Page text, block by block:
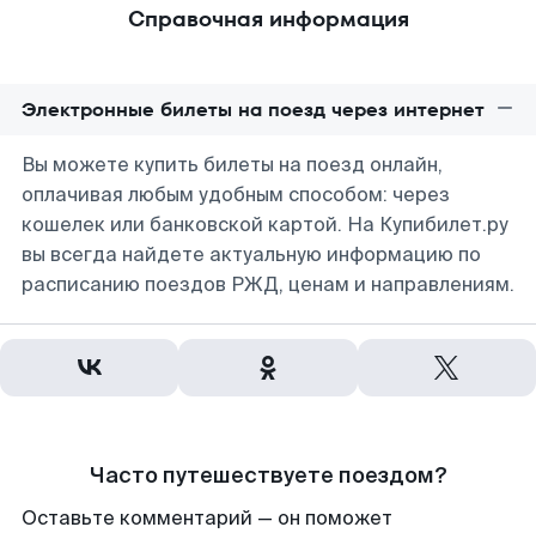
Справочная информация
Электронные билеты на поезд через интернет
Вы можете купить билеты на поезд онлайн,
оплачивая любым удобным способом: через
кошелек или банковской картой. На Купибилет.ру
вы всегда найдете актуальную информацию по
расписанию поездов РЖД, ценам и направлениям.
Часто путешествуете поездом?
Оставьте комментарий — он поможет